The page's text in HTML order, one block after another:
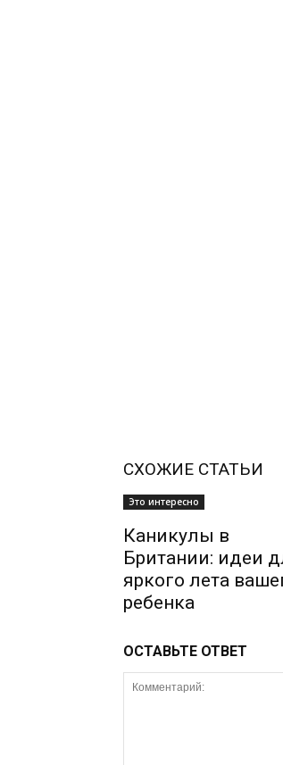
СХОЖИЕ СТАТЬИ
Это интересно
Каникулы в
Британии: идеи
яркого лета
ребенка
ОСТАВЬТЕ ОТВЕТ